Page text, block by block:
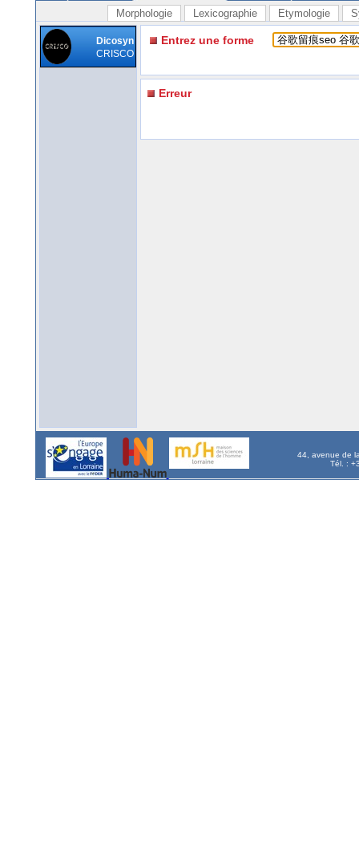
Morphologie Lexicographie Etymologie
Dicosyn
CRISCO
Entrez une forme
Erreur
44, avenue de
Tél. :